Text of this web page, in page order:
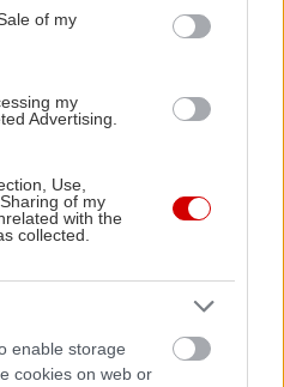
of my
my
Advertising.
Use,
of my
with the
collected.
enable storage
cookies on web or